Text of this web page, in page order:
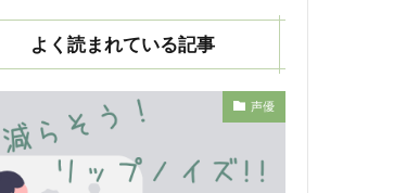
よく読まれている記事
声優